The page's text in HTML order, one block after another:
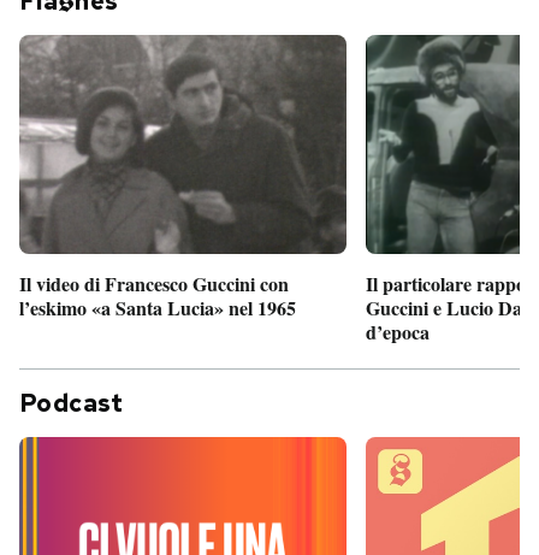
Il video di Francesco Guccini con
l’eskimo «a Santa Lucia» nel 1965
Il particolare
Guccini e Lucio
d’epoca
Podcast